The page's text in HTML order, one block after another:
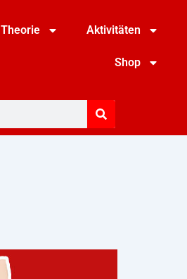
Theorie Aktivitäten
Shop